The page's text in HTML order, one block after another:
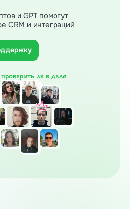
и GPT помогут
CRM и интеграций
их в деле